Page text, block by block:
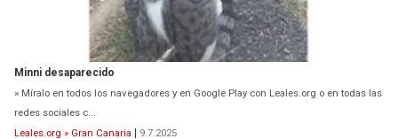
Minni desaparecido
» Míralo en todos los navegadores y en Google Play con Leales.org o en todas las
redes sociales c...
Leales.org » Gran Canaria
9.7.2025